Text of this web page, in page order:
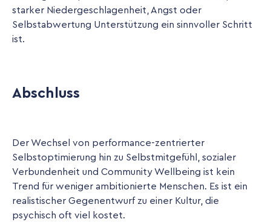
starker Niedergeschlagenheit, Angst oder
Selbstabwertung Unterstützung ein sinnvoller Schritt
ist.
Abschluss
Der Wechsel von performance-zentrierter
Selbstoptimierung hin zu Selbstmitgefühl, sozialer
Verbundenheit und Community Wellbeing ist kein
Trend für weniger ambitionierte Menschen. Es ist ein
realistischer Gegenentwurf zu einer Kultur, die
psychisch oft viel kostet.